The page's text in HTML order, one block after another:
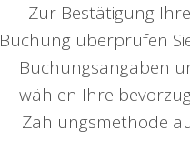
Zur Bestätigung
Buchung überprüfen
Buchungsangaben
wählen Ihre
Zahlungsmethode